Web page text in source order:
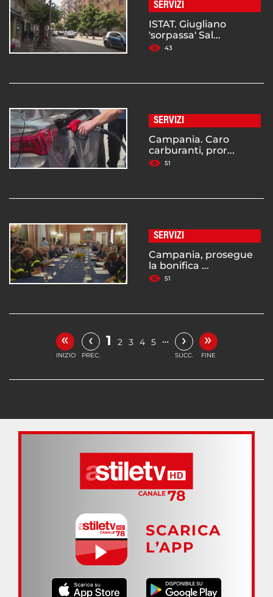
SERVIZI
ISTAT. Giugliano
'sorpassa' Sal...
43
SERVIZI
Campania. Caro
carburanti, pror...
51
SERVIZI
Campania, prosegue
la bonifica ...
51
«
INIZIO
‹
PREC.
1 2 3 4 5 … ›
SUCC.
»
FINE
SCARICA
L’APP